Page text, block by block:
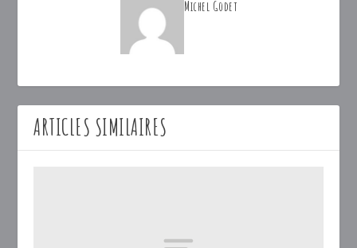
Michel Godet
ARTICLES SIMILAIRES